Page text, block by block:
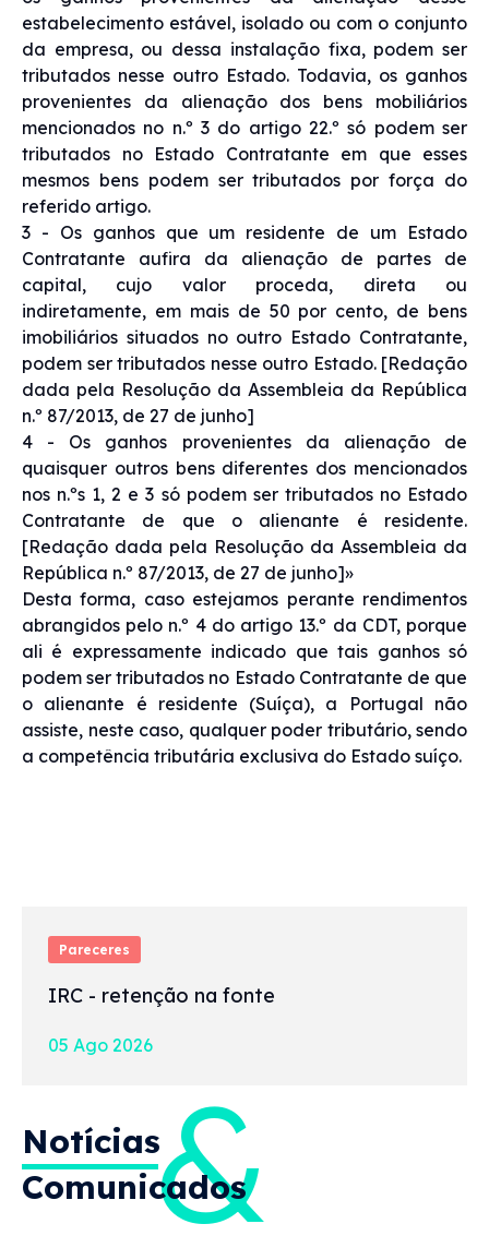
Pareceres
IRC - retenção na fonte
05 Ago 2026
estabelecimento estável, isolado ou com o conjunto
da empresa, ou dessa instalação fixa, podem ser
tributados nesse outro Estado. Todavia, os ganhos
provenientes da alienação dos bens mobiliários
mencionados no n.º 3 do artigo 22.º só podem ser
tributados no Estado Contratante em que esses
mesmos bens podem ser tributados por força do
referido artigo.
3 - Os ganhos que um residente de um Estado
Contratante aufira da alienação de partes de
capital, cujo valor proceda, direta ou
indiretamente, em mais de 50 por cento, de bens
imobiliários situados no outro Estado Contratante,
podem ser tributados nesse outro Estado. [Redação
dada pela Resolução da Assembleia da República
n.º 87/2013, de 27 de junho]
4 - Os ganhos provenientes da alienação de
quaisquer outros bens diferentes dos mencionados
nos n.ºs 1, 2 e 3 só podem ser tributados no Estado
Contratante de que o alienante é residente.
[Redação dada pela Resolução da Assembleia da
República n.º 87/2013, de 27 de junho]»
Desta forma, caso estejamos perante rendimentos
abrangidos pelo n.º 4 do artigo 13.º da CDT, porque
ali é expressamente indicado que tais ganhos só
podem ser tributados no Estado Contratante de que
o alienante é residente (Suíça), a Portugal não
assiste, neste caso, qualquer poder tributário, sendo
a competência tributária exclusiva do Estado suíço.
Notícias&
Comunicados